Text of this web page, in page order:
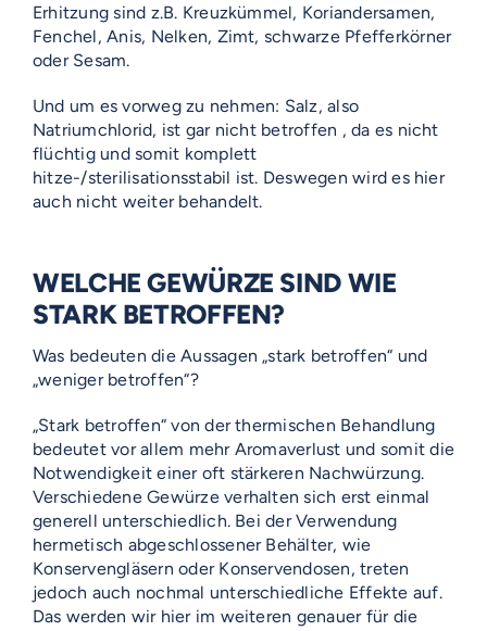
Erhitzung sind z.B. Kreuzkümmel, Koriandersamen,
Fenchel, Anis, Nelken, Zimt, schwarze Pfefferkörner
oder Sesam.
Und um es vorweg zu nehmen: Salz, also
Natriumchlorid, ist gar nicht betroffen , da es nicht
flüchtig und somit komplett
hitze-/sterilisationsstabil ist. Deswegen wird es hier
auch nicht weiter behandelt.
WELCHE GEWÜRZE SIND WIE
STARK BETROFFEN?
Was bedeuten die Aussagen „stark betroffen“ und
„weniger betroffen“?
„Stark betroffen“ von der thermischen Behandlung
bedeutet vor allem mehr Aromaverlust und somit die
Notwendigkeit einer oft stärkeren Nachwürzung.
Verschiedene Gewürze verhalten sich erst einmal
generell unterschiedlich. Bei der Verwendung
hermetisch abgeschlossener Behälter, wie
Konservengläsern oder Konservendosen, treten
jedoch auch nochmal unterschiedliche Effekte auf.
Das werden wir hier im weiteren genauer für die